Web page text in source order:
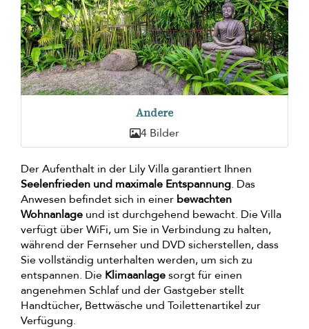
Andere
4 Bilder
Der Aufenthalt in der Lily Villa garantiert Ihnen
Seelenfrieden und maximale Entspannung. Das
Anwesen befindet sich in einer bewachten
Wohnanlage und ist durchgehend bewacht. Die Villa
verfügt über WiFi, um Sie in Verbindung zu halten,
während der Fernseher und DVD sicherstellen, dass
Sie vollständig unterhalten werden, um sich zu
entspannen. Die Klimaanlagesorgt für einen
angenehmen Schlaf und der Gastgeber stellt
Handtücher, Bettwäsche und Toilettenartikel zur
Verfügung.